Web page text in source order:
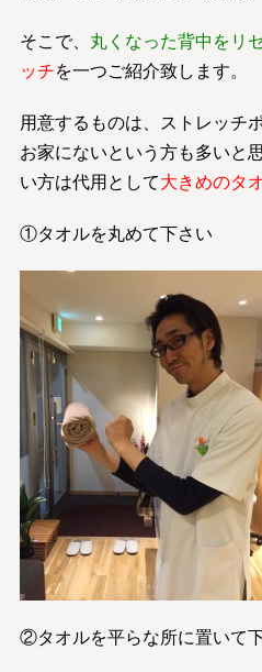
そこで、 丸くなった背中をリ
ッチを一つご紹介致します。
用意するものは、ストレッチ
お家にないという方も多いと
い方は代用として大きめのタ
①タオルを丸めて下さい
②タオルを平らな所に置いて